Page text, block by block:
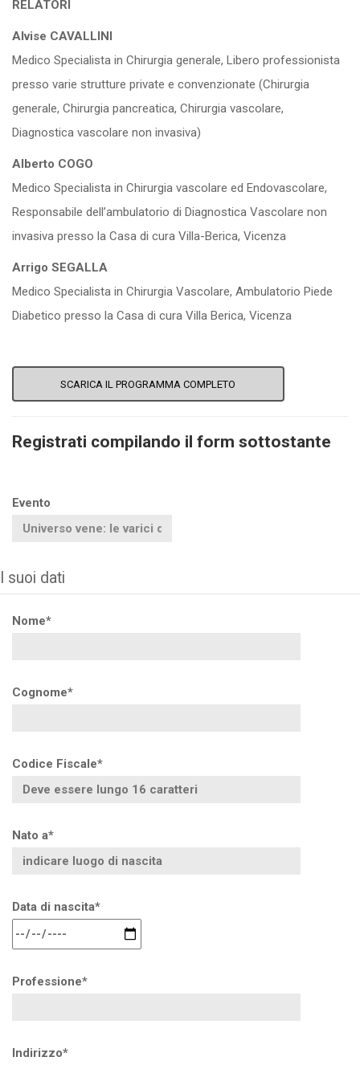
RELATORI
Alvise CAVALLINI
Medico Specialista in Chirurgia generale, Libero professionista
presso varie strutture private e convenzionate (Chirurgia
generale, Chirurgia pancreatica, Chirurgia vascolare,
Diagnostica vascolare non invasiva)
Alberto COGO
Medico Specialista in Chirurgia vascolare ed Endovascolare,
Responsabile dell’ambulatorio di Diagnostica Vascolare non
invasiva presso la Casa di cura Villa-Berica, Vicenza
Arrigo SEGALLA
Medico Specialista in Chirurgia Vascolare, Ambulatorio Piede
Diabetico presso la Casa di cura Villa Berica, Vicenza
SCARICA IL PROGRAMMA COMPLETO
Registrati compilando il form sottostante
Evento
I suoi dati
Nome*
Cognome*
Codice Fiscale*
Nato a*
Data di nascita*
Professione*
Indirizzo*